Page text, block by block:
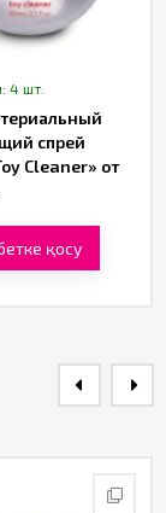
4 шт.
спрей
Cleaner» от
ML)
қосу